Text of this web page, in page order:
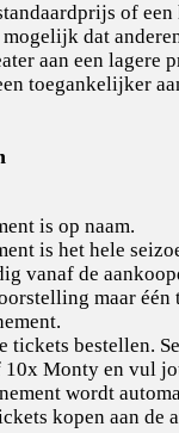
of een
dat
aan een lagere
toegankelijker
is op naam.
is het hele
vanaf de
maar één
tickets bestellen.
Monty en vul
wordt
kopen aan de